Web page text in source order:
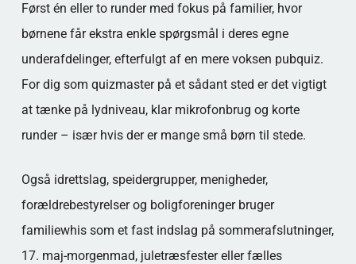
Først én eller to runder med fokus på familier, hvor
børnene får ekstra enkle spørgsmål i deres egne
underafdelinger, efterfulgt af en mere voksen pubquiz.
For dig som quizmaster på et sådant sted er det vigtigt
at tænke på lydniveau, klar mikrofonbrug og korte
runder – især hvis der er mange små børn til stede.
Også idrettslag, speidergrupper, menigheder,
forældrebestyrelser og boligforeninger bruger
familiewhis som et fast indslag på sommerafslutninger,
17. maj-morgenmad, juletræsfester eller fælles